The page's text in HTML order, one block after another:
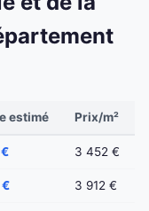
estimé Prix/m²
3 452 €
€ 3 912 €